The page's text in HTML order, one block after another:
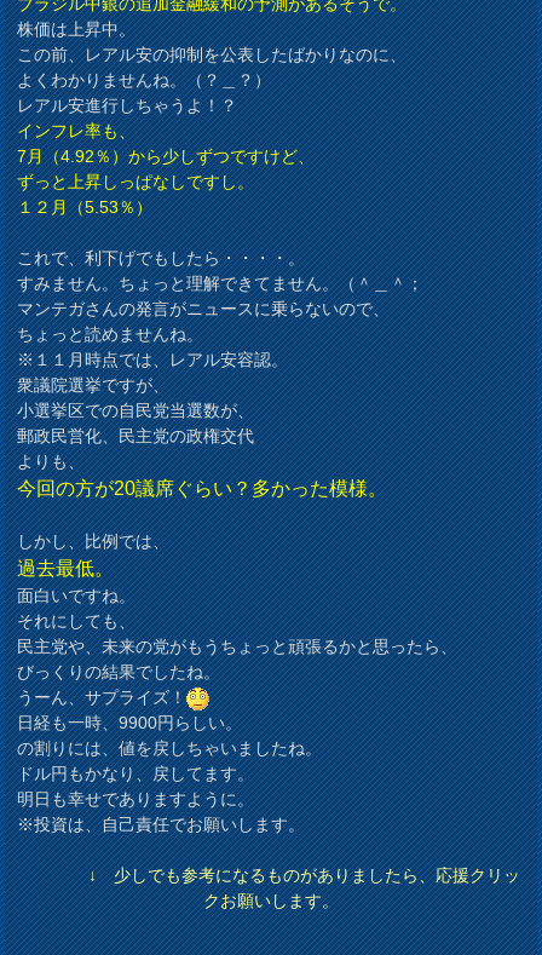
株価は上昇中。
この前、レアル安の抑制を公表したばかりなのに、
よくわかりませんね。（？＿？）
レアル安進行しちゃうよ！？
インフレ率も、
7月（4.92％）から少しずつですけど、
ずっと上昇しっぱなしですし。
１２月（5.53％）
これで、利下げでもしたら・・・・。
すみません。ちょっと理解できてません。（＾＿＾；
マンテガさんの発言がニュースに乗らないので、
ちょっと読めませんね。
※１１月時点では、レアル安容認。
衆議院選挙ですが、
小選挙区での自民党当選数が、
郵政民営化、民主党の政権交代
よりも、
今回の方が20議席ぐらい？多かった模様。
しかし、比例では、
過去最低。
面白いですね。
それにしても、
民主党や、未来の党がもうちょっと頑張るかと思ったら、
びっくりの結果でしたね。
うーん、サプライズ！
日経も一時、9900円らしい。
の割りには、値を戻しちゃいましたね。
ドル円もかなり、戻してます。
明日も幸せでありますように。
※投資は、自己責任でお願いします。
↓ 少しでも参考になるものがありましたら、応援クリッ
クお願いします。